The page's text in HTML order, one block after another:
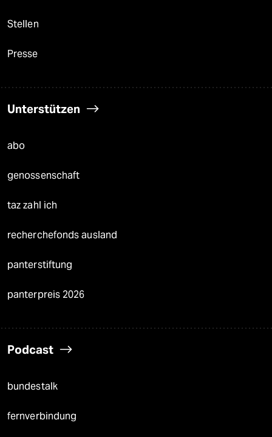
Stellen
Presse
Unterstützen
abo
genossenschaft
taz zahl ich
recherchefonds ausland
panterstiftung
panterpreis 2026
Podcast
bundestalk
fernverbindung